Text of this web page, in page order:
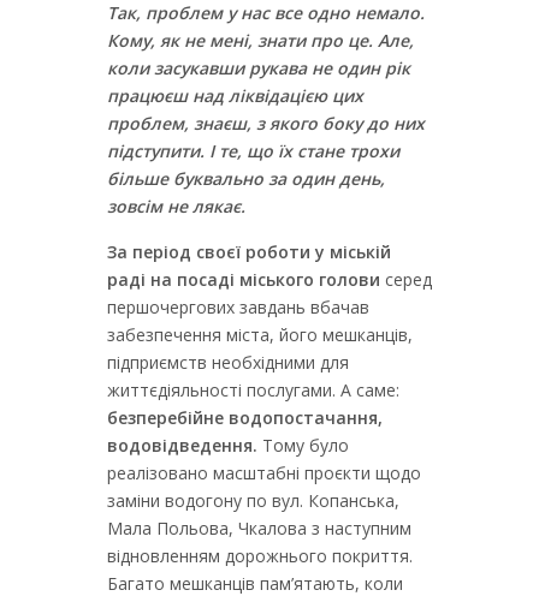
Так, проблем у нас все одно немало.
Кому, як не мені, знати про це. Але,
коли засукавши рукава не один рік
працюєш над ліквідацією цих
проблем, знаєш, з якого боку до них
підступити. І те, що їх стане трохи
більше буквально за один день,
зовсім не лякає.
За період своєї роботи у міській
раді на посаді міського голови серед
першочергових завдань вбачав
забезпечення міста, його мешканців,
підприємств необхідними для
життєдіяльності послугами. А саме:
безперебійне водопостачання,
водовідведення. Тому було
реалізовано масштабні проєкти щодо
заміни водогону по вул. Копанська,
Мала Польова, Чкалова з наступним
відновленням дорожнього покриття.
Багато мешканців пам’ятають, коли